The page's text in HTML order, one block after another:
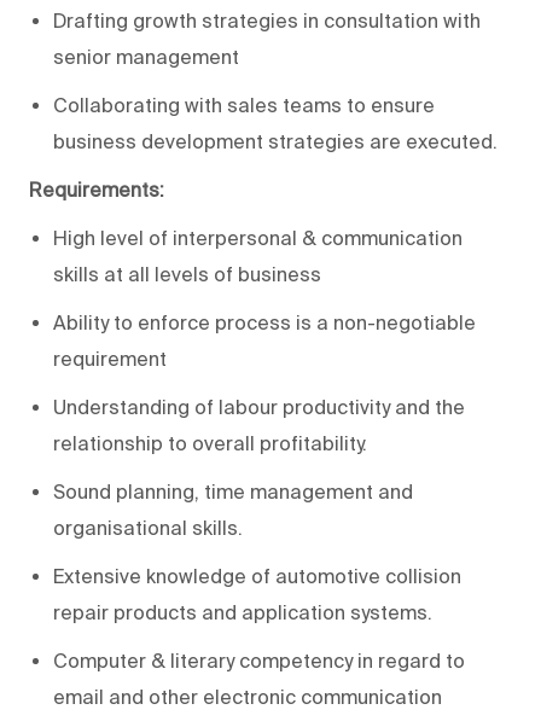
Drafting growth strategies in consultation with
senior management
Collaborating with sales teams to ensure
business development strategies are executed.
Requirements:
High level of interpersonal & communication
skills at all levels of business
Ability to enforce process is a non-negotiable
requirement
Understanding of labour productivity and the
relationship to overall profitability.
Sound planning, time management and
organisational skills.
Extensive knowledge of automotive collision
repair products and application systems.
Computer & literary competency in regard to
email and other electronic communication